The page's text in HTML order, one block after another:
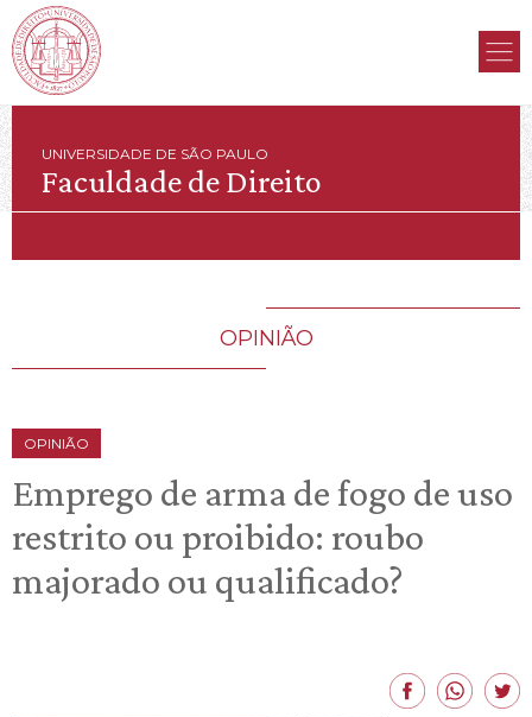
UNIVERSIDADE DE SÃO PAULO
Faculdade de Direito
OPINIÃO
OPINIÃO
Emprego de arma de fogo de uso
restrito ou proibido: roubo
majorado ou qualificado?